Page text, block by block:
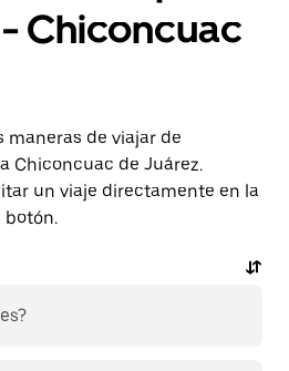
Chiconcuac
maneras de viajar de
Chiconcuac de Juárez.
un viaje directamente en la
botón.